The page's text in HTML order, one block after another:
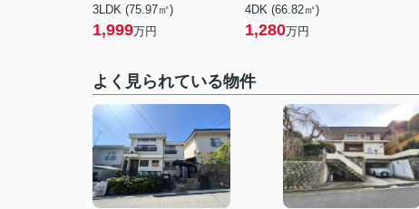
3LDK (75.97㎡)
1,999万円
4DK (66.82㎡)
1,280万円
よく見られている物件